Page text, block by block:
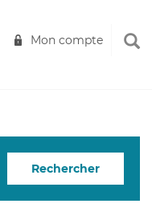
Mon compte
Rechercher